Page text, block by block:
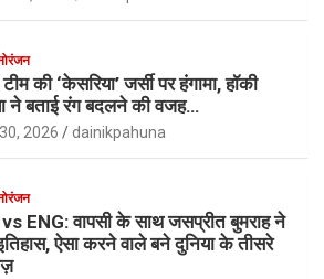
की ‘केसरिया’ जर्सी पर हंगामा, हॉकी
ने बताई रंग बदलने की वजह…
2026 dainikpahuna
ENG: वापसी के साथ जसप्रीत बुमराह ने
ऐसा करने वाले बने दुनिया के तीसरे